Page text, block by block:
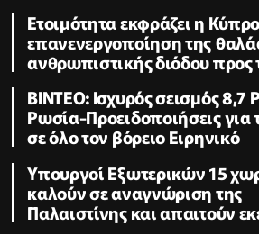
Ετοιμότητα εκφράζει η
επανενεργοποίηση της
ανθρωπιστικής διόδου προς
ΒΙΝΤΕΟ: Ισχυρός σεισμός 8,7
Ρωσία-Προειδοποιήσεις για
σε όλο τον βόρειο Ειρηνικό
Υπουργοί Εξωτερικών 15
καλούν σε αναγνώριση της
Παλαιστίνης και απαιτούν